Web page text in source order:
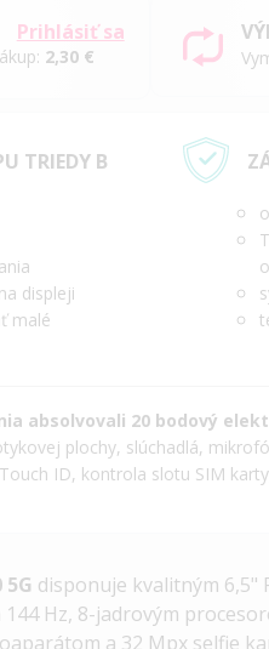
Prihlásiť sa
2,30 €
TRIEDY B
displeji
malé
absolvovali 20 bodový
plochy, slúchadlá,
ID, kontrola slotu SIM
disponuje kvalitným 6,5"
Hz, 8-jadrovým
a 32 Mpx selfie